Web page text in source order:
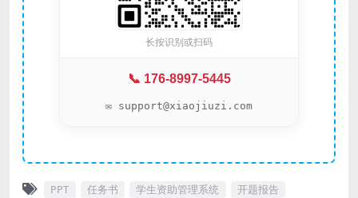
长按识别或扫码
📞 176-8997-5445
✉️ support@xiaojiuzi.com
PPT 任务书 学生资助管理系统
开题报告